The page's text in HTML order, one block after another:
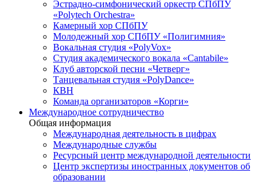
Эстрадно-симфонический оркестр СПбПУ
«Polytech Orchestra»
Камерный хор СПбПУ
Молодежный хор СПбПУ «Полигимния»
Вокальная студия «PolyVox»
Студия академического вокала «Cantabile»
Клуб авторской песни «Четверг»
Танцевальная студия «PolyDance»
КВН
Команда организаторов «Корги»
Международное сотрудничество
Общая информация
Международная деятельность в цифрах
Международные службы
Ресурсный центр международной деятельности
Центр экспертизы иностранных документов об
образовании